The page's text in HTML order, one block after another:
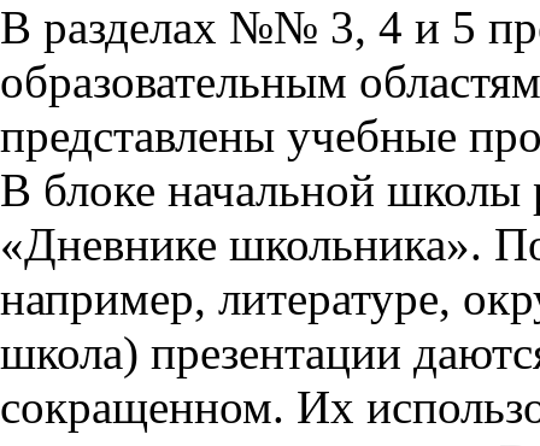
В разделах №№ 3, 4 и 5
образовательным
представлены учебные
В блоке начальной школы
«Дневнике школьника».
например, литературе,
школа) презентации
сокращенном. Их